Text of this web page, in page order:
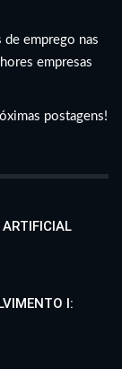
emprego nas
empresas
postagens!
I: